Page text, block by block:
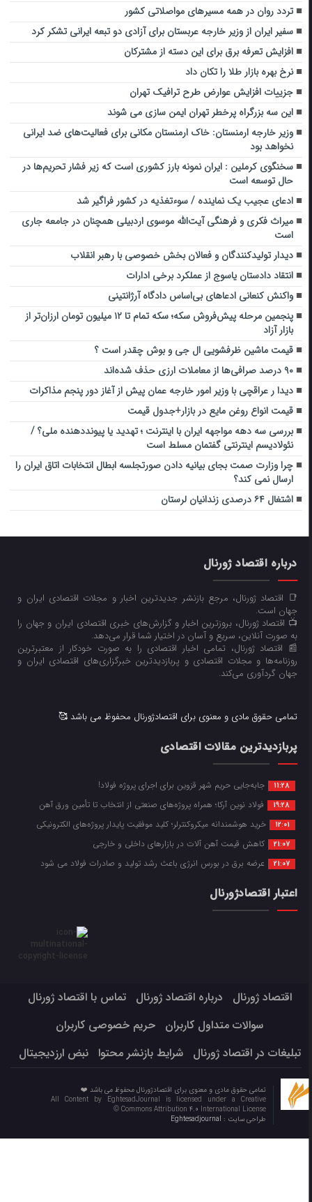
تردد روان در همه مسیرهای مواصلاتی کشور
سفیر ایران از وزیر خارجه عربستان برای آزادی دو تبعه ایرانی تشکر کرد
افزایش تعرفه برق برای این دسته از مشترکان
نرخ بهره بازار طلا را تکان داد
جزییات افزایش عوارض طرح ترافیک تهران
این سه بزرگراه پرخطر تهران ایمن سازی می شوند
وزیر خارجه ارمنستان: خاک ارمنستان مکانی برای فعالیت‌های ضد ایرانی
نخواهد بود
سخنگوی کرملین : ایران نمونه بارز کشوری است که زیر فشار تحریم‌ها در
حال توسعه است
ادعای عجیب یک نماینده / سوءتغذیه در کشور فراگیر شد
میراث فکری و فرهنگی آیت‌الله موسوی اردبیلی همچنان در جامعه جاری
است
دیدار تولیدکنندگان و فعالان بخش خصوصی با رهبر انقلاب
انتقاد دادستان یاسوج از عملکرد برخی ادارات
واکنش کنعانی ادعاهای بی‌اساس دادگاه آرژانتینی
پنجمین مرحله پیش‌فروش سکه؛ سکه تمام تا ۱۲ میلیون تومان ارزان‌تر از
بازار آزاد
قیمت ماشین ظرفشویی ال جی و بوش چقدر است ؟
۹۰ درصد صرافی‌ها از معاملات ارزی حذف شده‌اند
دیدا ر عراقچی با وزیر امور خارجه عمان پیش از آغاز دور پنجم مذاکرات
قیمت انواع روغن مایع در بازار+جدول قیمت
بررسی سه دهه مواجهه ایران با اینترنت ؛ تهدید یا پیونددهنده ملی؟ /
نئولادیسم اینترنتی گفتمان مسلط است
چرا وزارت صمت بجای بیانیه دادن صورتجلسه ابطال انتخابات اتاق ایران را
ارسال نمی کند؟
اشتغال ۶۴ درصدی زندانیان لرستان
درباره اقتصاد ژورنال
📑 اقتصاد ژورنال، مرجع بازنشر جدیدترین اخبار و مجلات اقتصادی ایران و
جهان است.
📺 اقتصاد ژورنال، بروزترین اخبار و گزارش‌های خبری اقتصادی ایران و جهان را
به صورت آنلاین، سریع و آسان در اختیار شما قرار می‌‌دهد.
📰 اقتصاد ژورنال، تمامی اخبار اقتصادی را به صورت خودکار از معتبرترین
روزنامه‌ها و مجلات اقتصادی و پربازدیدترین خبرگزاری‌های اقتصادی ایران و
جهان گردآوری می‌کند.
تمامی حقوق مادی و معنوی برای اقتصادژورنال محفوظ می باشد 🥰
پربازدیدترین مقالات اقتصادی
11:28 جابه‌جایی حریم شهر قزوین برای اجرای پروژه فولاد!
19:28 فولاد نوین آرکا؛ همراه پروژه‌های صنعتی از انتخاب تا تأمین ورق آهن
12:01 خرید هوشمندانه میکروکنترلر؛ کلید موفقیت پایدار پروژه‌های الکترونیکی
21:07 کاهش قیمت آهن آلات در بازارهای داخلی و خارجی
21:07 عرضه برق در بورس انرژی باعث رشد تولید و صادرات فولاد می شود
اعتبار اقتصادژورنال
اقتصاد ژورنال درباره اقتصاد ژورنال
تماس با اقتصاد ژورنال
سوالات متداول کاربران
حریم خصوصی کاربران
تبلیغات در اقتصاد ژورنال
شرایط بازنشر محتوا نبض ارزدیجیتال
تمامی حقوق مادی و معنوی برای اقتصادژورنال محفوظ می باشد ❤️
All Content by EghtesadJournal is licensed under a Creative
Commons Attribution 4.0 International License ©️
طراحی سایت :